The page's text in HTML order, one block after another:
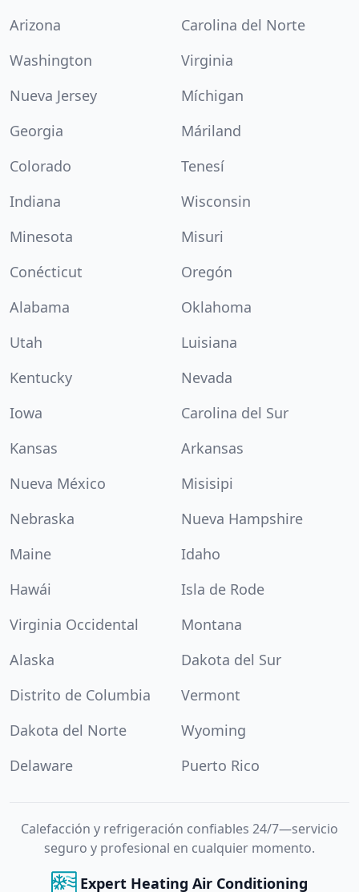
Arizona
Carolina del Norte
Washington
Virginia
Nueva Jersey
Míchigan
Georgia
Máriland
Colorado
Tenesí
Indiana
Wisconsin
Minesota
Misuri
Conécticut
Oregón
Alabama
Oklahoma
Utah
Luisiana
Kentucky
Nevada
Iowa
Carolina del Sur
Kansas
Arkansas
Nueva México
Misisipi
Nebraska
Nueva Hampshire
Maine
Idaho
Hawái
Isla de Rode
Virginia Occidental
Montana
Alaska
Dakota del Sur
Distrito de Columbia
Vermont
Dakota del Norte
Wyoming
Delaware
Puerto Rico
Calefacción y refrigeración confiables 24/7—servicio
seguro y profesional en cualquier momento.
Expert Heating Air Conditioning